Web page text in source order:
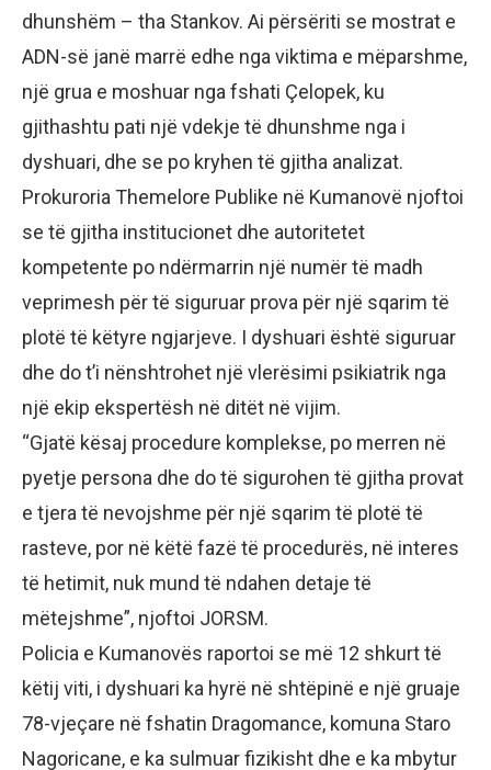
dhunshëm – tha Stankov. Ai përsëriti se mostrat e
ADN-së janë marrë edhe nga viktima e mëparshme,
një grua e moshuar nga fshati Çelopek, ku
gjithashtu pati një vdekje të dhunshme nga i
dyshuari, dhe se po kryhen të gjitha analizat.
Prokuroria Themelore Publike në Kumanovë njoftoi
se të gjitha institucionet dhe autoritetet
kompetente po ndërmarrin një numër të madh
veprimesh për të siguruar prova për një sqarim të
plotë të këtyre ngjarjeve. I dyshuari është siguruar
dhe do t’i nënshtrohet një vlerësimi psikiatrik nga
një ekip ekspertësh në ditët në vijim.
“Gjatë kësaj procedure komplekse, po merren në
pyetje persona dhe do të sigurohen të gjitha provat
e tjera të nevojshme për një sqarim të plotë të
rasteve, por në këtë fazë të procedurës, në interes
të hetimit, nuk mund të ndahen detaje të
mëtejshme”, njoftoi JORSM.
Policia e Kumanovës raportoi se më 12 shkurt të
këtij viti, i dyshuari ka hyrë në shtëpinë e një gruaje
78-vjeçare në fshatin Dragomance, komuna Staro
Nagoricane, e ka sulmuar fizikisht dhe e ka mbytur